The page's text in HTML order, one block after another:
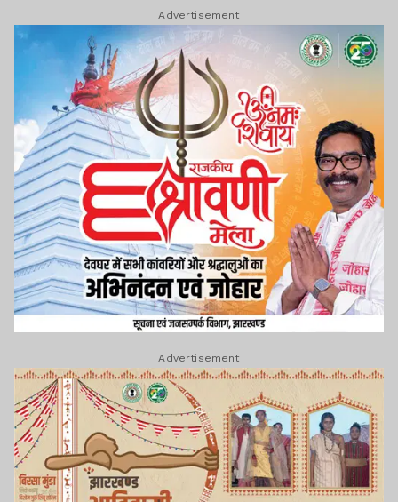
Advertisement
Advertisement